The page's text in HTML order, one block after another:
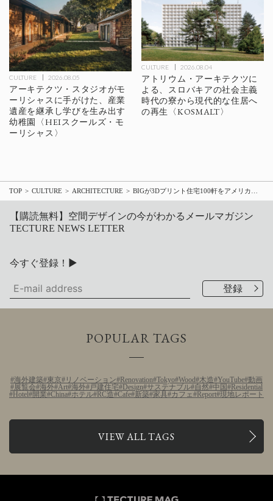
CULTURE 2026.08.05
アーキテクツ・スタジオがモ
ーリシャスに手がけた、産業
遺産を継承し学びを生み出す
幼稚園〈HEIスクールズ・モ
ーリシャス〉
CULTURE 2026.08.04
アトリウム・アーキテクツに
よる、スロバキアの社会主義
時代の寮から現代的な住居へ
の再生〈KOSMALT〉
TOP CULTURE ARCHITECTURE
【購読無料】空間デザインの今がわかるメールマガジン
TECTURE NEWS LETTER
今すぐ登録！▶
POPULAR TAGS
海外建築 東京 リノベーション Renovation Tokyo Wood 木造 YouTube 動画
展覧会 海外 Art 海外 戸建住宅 Design サステナブル 自然 中国 Residential
Hotel 開業 China ホテル RC造 Cafe 新築 家具 カフェ Report 現地レポート
VIEW ALL TAGS